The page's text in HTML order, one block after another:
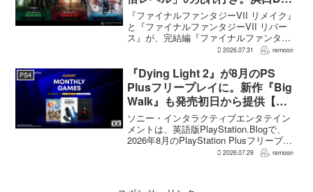
明かす
『ファイナルファンタジーVII リメイク』
と『ファイナルファンタジーVII リバー
ス』が、完結編『ファイナルファンタジ
ーVII リベレーション』の発表後、「我々
ると、シリーズディレクターの浜口直樹
氏がAU...
2026.07.31 remoon
PS4
『Dying Light 2』が8月のPS
Plusフリープレイに。新作『Big
Walk』も発売初日から提供【海
外発表】
ソニー・インタラクティブエンタテイン
メントは、英語版PlayStation.Blogで、
2026年8月のPlayStation Plusフリープレ
イとして『Dying Light 2 Stay Human:
2026.07.29 remoon